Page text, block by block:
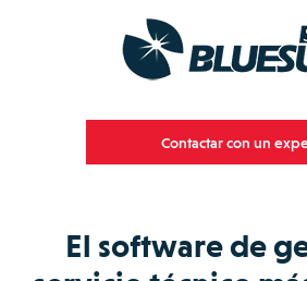
Contactar con un
El software de